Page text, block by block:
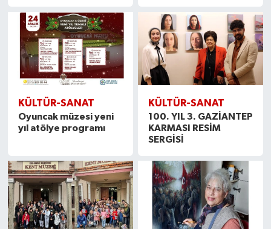
KÜLTÜR-SANAT
Oyuncak müzesi yeni
yıl atölye programı
KÜLTÜR-SANAT
100. YIL 3. GAZİANTEP
KARMASI RESİM
SERGİSİ